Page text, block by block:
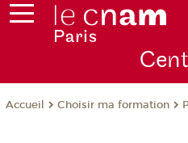
Accueil Choisir ma formation